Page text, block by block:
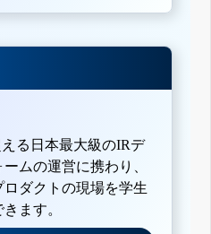
る日本最大級のIRデ
ムの運営に携わり、
ダクトの現場を学生
ます。